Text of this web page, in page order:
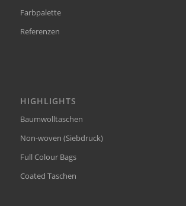
Farbpalette
Referenzen
HIGHLIGHTS
Baumwolltaschen
Non-woven (Siebdruck)
Full Colour Bags
Coated Taschen